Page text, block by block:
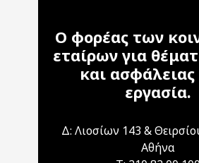
Ο φορέας των
εταίρων για
και
εργασία.
Δ: Λιοσίων 143 &
Αθήνα